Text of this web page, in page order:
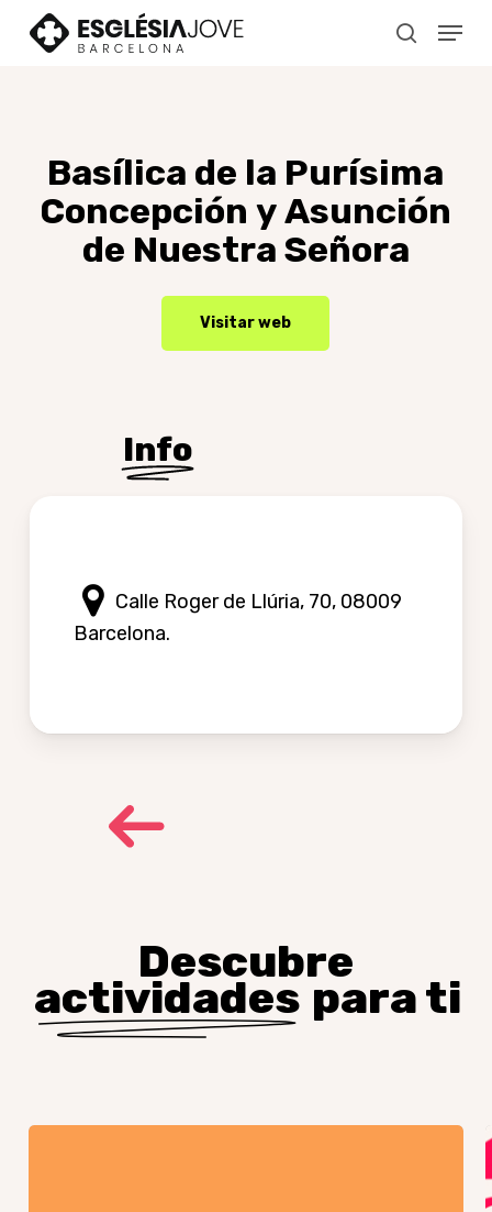
search
Menu
Basílica de la Purísima
Concepción yAsunción
de Nuestra Señora
Visitar web
Info
Calle Roger de Llúria, 70, 08009
Barcelona.
Descubre
actividades para ti
Encuentro